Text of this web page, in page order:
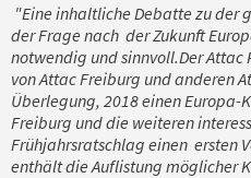
"Eine inhaltliche Debatte zu der
der Frage nach der Zukunft
notwendig und sinnvoll.Der Attac
von Attac Freiburg und anderen
Überlegung, 2018 einen Europa-
Freiburg und die weiteren
Frühjahrsratschlag einen ersten
enthält die Auflistung möglicher